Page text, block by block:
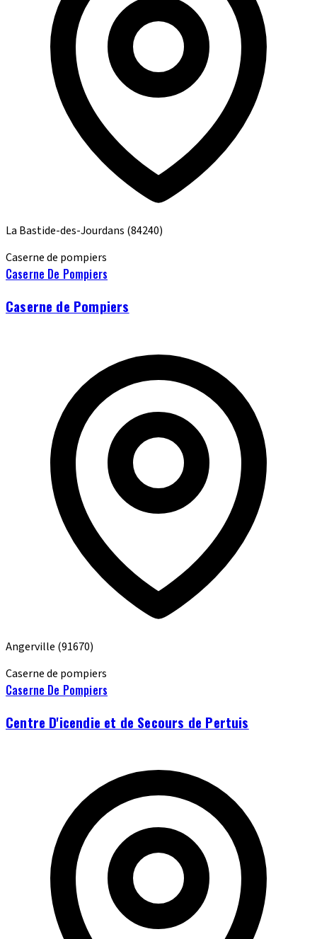
La Bastide-des-Jourdans (84240)
Caserne de pompiers
Caserne De Pompiers
Caserne de Pompiers
Angerville (91670)
Caserne de pompiers
Caserne De Pompiers
Centre D'icendie et de Secours de Pertuis